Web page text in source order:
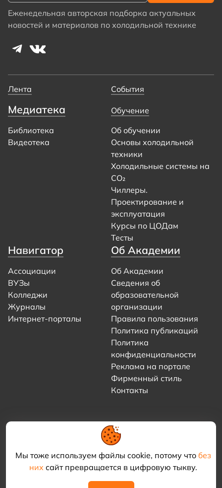
Мы тоже используем файлы cookie, потому что без
нихсайт превращается в цифровую тыкву.
Еженедельная авторская подборка актуальных
новостей и материалов по холодильной технике
Лента События
Медиатека
Библиотека
Видеотека
Обучение
Об обучении
Основы холодильной
техники
Холодильные системы на
CO₂
Чиллеры.
Проектирование и
эксплуатация
Курсы по ЦОДам
Тесты
Навигатор
Ассоциации
ВУЗы
Колледжи
Журналы
Интернет-порталы
Об Академии
Об Академии
Сведения об
образовательной
организации
Правила пользования
Политика публикаций
Политика
конфиденциальности
Реклама на портале
Фирменный стиль
Контакты